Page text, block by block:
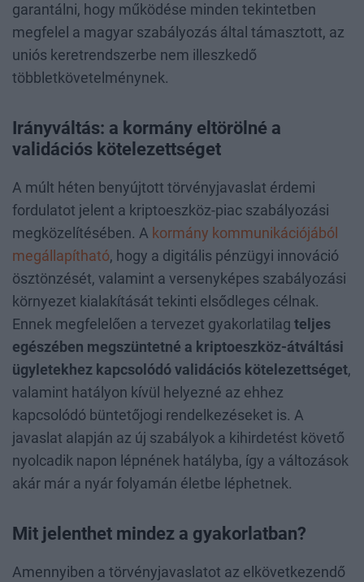
garantálni, hogy működése minden tekintetben
megfelel a magyar szabályozás által támasztott, az
uniós keretrendszerbe nem illeszkedő
többletkövetelménynek.
Irányváltás: a kormány eltörölné a
validációs kötelezettséget
A múlt héten benyújtott törvényjavaslat érdemi
fordulatot jelent a kriptoeszköz-piac szabályozási
megközelítésében. A kormány kommunikációjából
megállapítható, hogy a digitális pénzügyi innováció
ösztönzését, valamint a versenyképes szabályozási
környezet kialakítását tekinti elsődleges célnak.
Ennek megfelelően a tervezet gyakorlatilag teljes
egészében megszüntetné a kriptoeszköz-átváltási
ügyletekhez kapcsolódó validációs kötelezettséget,
valamint hatályon kívül helyezné az ehhez
kapcsolódó büntetőjogi rendelkezéseket is. A
javaslat alapján az új szabályok a kihirdetést követő
nyolcadik napon lépnének hatályba, így a változások
akár már a nyár folyamán életbe léphetnek.
Mit jelenthet mindez a gyakorlatban?
Amennyiben a törvényjavaslatot az elkövetkezendő